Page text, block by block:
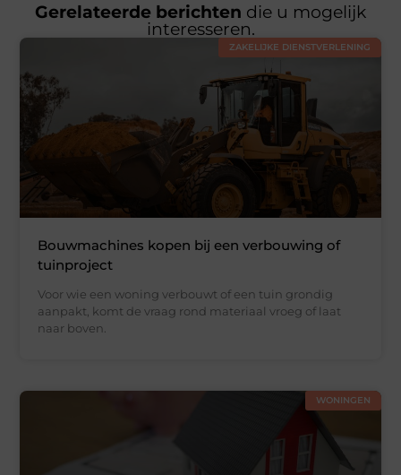
Gerelateerde berichten die u mogelijk
interesseren.
ZAKELIJKE DIENSTVERLENING
Bouwmachines kopen bij een verbouwing of
tuinproject
Voor wie een woning verbouwt of een tuin grondig
aanpakt, komt de vraag rond materiaal vroeg of laat
naar boven.
WONINGEN